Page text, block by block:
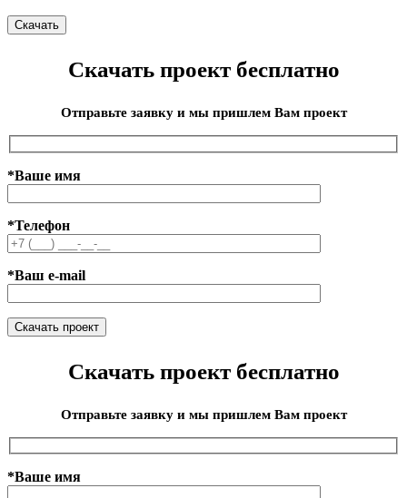
Скачать проект бесплатно
Отправьте заявку и мы пришлем Вам проект
*Ваше имя
*Телефон
*Ваш e-mail
Скачать проект бесплатно
Отправьте заявку и мы пришлем Вам проект
*Ваше имя